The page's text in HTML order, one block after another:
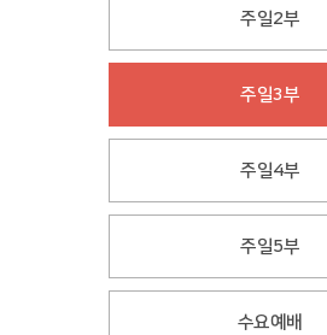
주일2부
주일3부
주일4부
주일5부
수요예배